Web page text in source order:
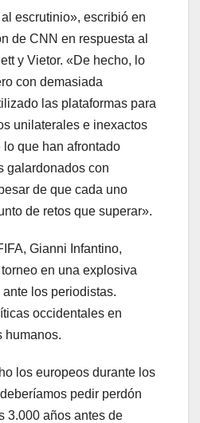
escrutinio», escribió en
de CNN en respuesta al
y Vietor. «De hecho, lo
con demasiada
las plataformas para
unilaterales e inexactos
que han afrontado
galardonados con
de que cada uno
de retos que superar».
Gianni Infantino,
en una explosiva
los periodistas.
occidentales en
humanos.
los europeos durante los
pedir perdón
3.000 años antes de